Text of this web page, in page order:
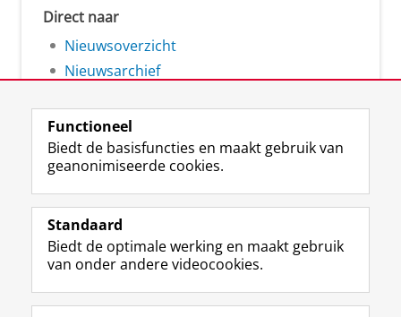
Direct naar
Nieuwsoverzicht
Nieuwsarchief
Volg de RUG
F
a
e
b
o
L
i
k
e
I
R
S
-
f
e
I
n
t
r
Y
o
T
e
Studiekiezers
Functioneel
Biedt de basisfuncties en maakt gebruik van
geanonimiseerde cookies.
Standaard
Biedt de optimale werking en maakt gebruik
van onder andere videocookies.